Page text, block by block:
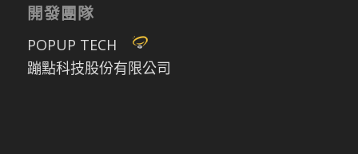
開發團隊
POPUP TECH
蹦點科技股份有限公司